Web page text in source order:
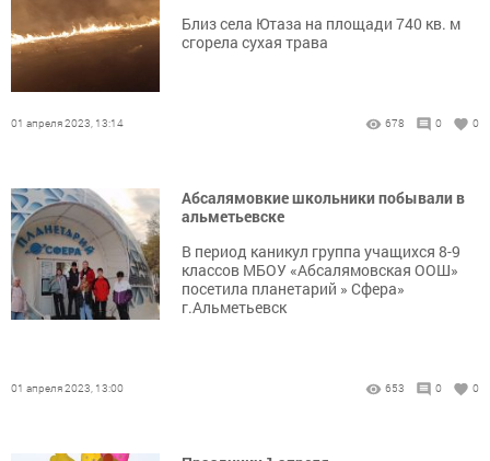
Близ села Ютаза на площади 740 кв. м
сгорела сухая трава
01 апреля 2023, 13:14 678 0 0
Абсалямовкие школьники побывали в
альметьевске
В период каникул группа учащихся 8-9
классов МБОУ «Абсалямовская ООШ»
посетила планетарий » Сфера»
г.Альметьевск
01 апреля 2023, 13:00 653 0 0